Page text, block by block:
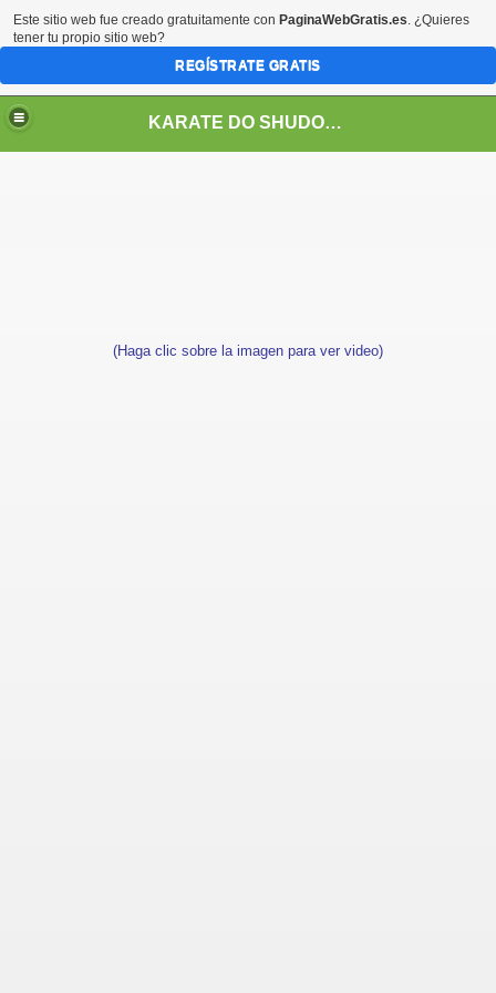
KARATE DO SHUDOKAN INTERNATIONAL
(Haga clic sobre la imagen para ver video)
Este sitio web fue creado gratuitamente con PaginaWebGratis.es. ¿Quieres
tener tu propio sitio web?
REGÍSTRATE GRATIS